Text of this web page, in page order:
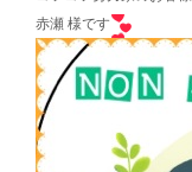
赤瀬 様です